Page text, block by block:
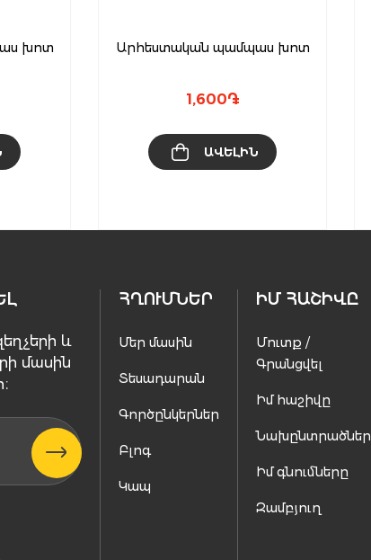
պամպաս խոտ Արհեստական պամպաս խոտ
1,600֏
ԱՎԵԼԻՆ
և
մասին
ՀՂՈՒՄՆԵՐ
Մեր մասին
Տեսադարան
Գործընկերներ
Բլոգ
Կապ
ԻՄ ՀԱՇԻՎԸ
Մուտք /
Գրանցվել
Իմ հաշիվը
Նախընտրածներ
Իմ գնումները
Զամբյուղ